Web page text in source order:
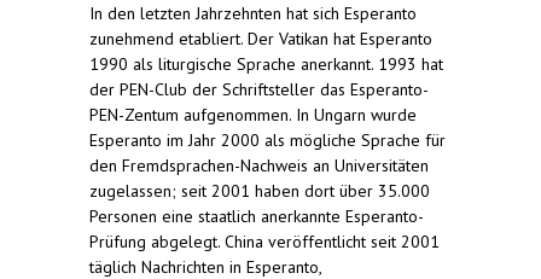
In den letzten Jahrzehnten hat sich Esperanto
zunehmend etabliert. Der Vatikan hat Esperanto
1990 als liturgische Sprache anerkannt. 1993 hat
der PEN-Club der Schriftsteller das Esperanto-
PEN-Zentum aufgenommen. In Ungarn wurde
Esperanto im Jahr 2000 als mögliche Sprache für
den Fremdsprachen-Nachweis an Universitäten
zugelassen; seit 2001 haben dort über 35.000
Personen eine staatlich anerkannte Esperanto-
Prüfung abgelegt. China veröffentlicht seit 2001
täglich Nachrichten in Esperanto,